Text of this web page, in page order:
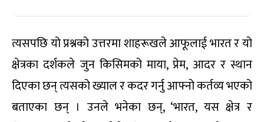
त्यसपछि यो प्रश्नको उत्तरमा शाहरूखले आफूलाई भारत र यो
क्षेत्रका दर्शकले जुन किसिमको माया, प्रेम, आदर र स्थान
दिएका छन् त्यसको ख्याल र कदर गर्नु आफ्नो कर्तव्य भएको
बताएका छन् । उनले भनेका छन्, ‘भारत, यस क्षेत्र र